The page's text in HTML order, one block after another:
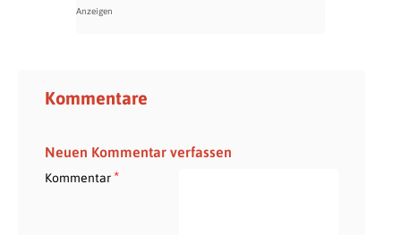
Kommentare
Neuen Kommentar verfassen
Kommentar*